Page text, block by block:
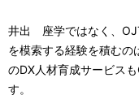
井出 座学ではなく、
を模索する経験を積むの
のDX人材育成サービス
す。